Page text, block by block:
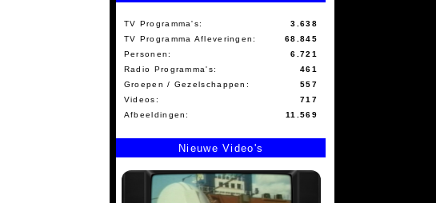
TV Programma's:
3.638
TV Programma Afleveringen:
68.845
Personen:
6.721
Radio Programma's:
461
Groepen / Gezelschappen:
557
Videos:
717
Afbeeldingen:
11.569
Nieuwe Video's